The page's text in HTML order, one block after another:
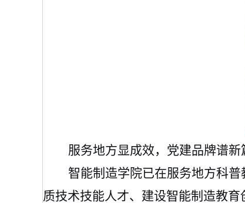
服务地方显成效，党建品牌谱新
智能制造学院已在服务地方科
质技术技能人才、建设智能制造教育